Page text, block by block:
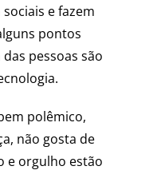
e fazem
pontos
pessoas são
polêmico,
não gosta de
e orgulho estão